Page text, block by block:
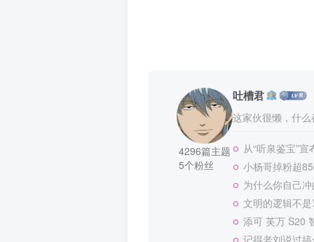
4296篇主题
5个粉丝
吐槽君
这家伙很懒，什
从“听泉鉴宝”
小杨哥掉粉超
为什么你自己
文明的逻辑不
添可 芙万 S20
记得老刘说过